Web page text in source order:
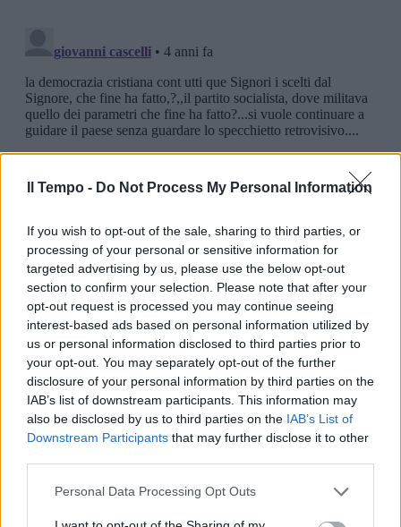
Il Tempo - Do Not Process My Personal Information
If you wish to opt-out of the sale, sharing to third parties, or
processing of your personal or sensitive information for
targeted advertising by us, please use the below opt-out
section to confirm your selection. Please note that after your
opt-out request is processed you may continue seeing
interest-based ads based on personal information utilized by
us or personal information disclosed to third parties prior to
your opt-out. You may separately opt-out of the further
disclosure of your personal information by third parties on the
IAB’s list of downstream participants. This information may
also be disclosed by us to third parties on the IAB’s List of
Downstream Participants that may further disclose it to other
Personal Data Processing Opt Outs